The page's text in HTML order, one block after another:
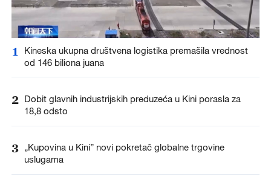
1
Kineska ukupna društvena logistika premašila vrednost
od 146 biliona juana
2 Dobit glavnih industrijskih preduzeća u Kini porasla za
18,8 odsto
3 „Kupovina u Kini” novi pokretač globalne trgovine
uslugama